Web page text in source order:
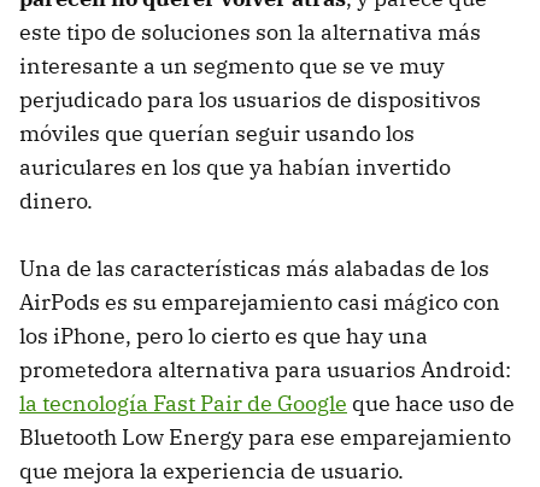
este tipo de soluciones son la alternativa más
interesante a un segmento que se ve muy
perjudicado para los usuarios de dispositivos
móviles que querían seguir usando los
auriculares en los que ya habían invertido
dinero.
Una de las características más alabadas de los
AirPods es su emparejamiento casi mágico con
los iPhone, pero lo cierto es que hay una
prometedora alternativa para usuarios Android:
la tecnología Fast Pair de Google que hace uso de
Bluetooth Low Energy para ese emparejamiento
que mejora la experiencia de usuario.